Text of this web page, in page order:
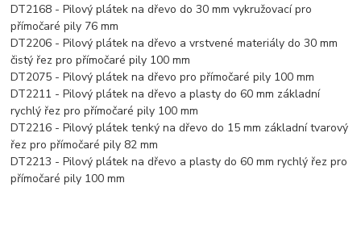
DT2168 - Pilový plátek na dřevo do 30 mm vykružovací pro
přímočaré pily 76 mm
DT2206 - Pilový plátek na dřevo a vrstvené materiály do 30 mm
čistý řez pro přímočaré pily 100 mm
DT2075 - Pilový plátek na dřevo pro přímočaré pily 100 mm
DT2211 - Pilový plátek na dřevo a plasty do 60 mm základní
rychlý řez pro přímočaré pily 100 mm
DT2216 - Pilový plátek tenký na dřevo do 15 mm základní tvarový
řez pro přímočaré pily 82 mm
DT2213 - Pilový plátek na dřevo a plasty do 60 mm rychlý řez pro
přímočaré pily 100 mm